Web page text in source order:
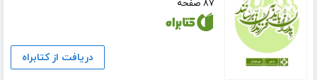
۸۷ صفحه
دریافت از کتابراه